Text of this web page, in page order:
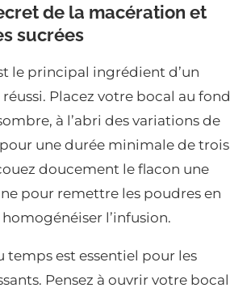
de la macération et
sucrées
le principal ingrédient d’un
Placez votre bocal au fond
à l’abri des variations de
une durée minimale de trois
doucement le flacon une
pour remettre les poudres en
l’infusion.
temps est essentiel pour les
Pensez à ouvrir votre bocal